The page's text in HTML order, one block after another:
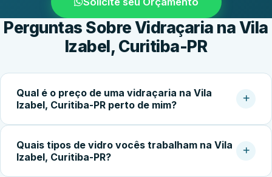
Perguntas Sobre Vidraçaria na Vila
Izabel, Curitiba-PR
Qual é o preço de uma vidraçaria na Vila
Izabel, Curitiba-PR perto de mim?
dimensões, espessura, acessórios e complexidade da
instalação. Box simples partem de cerca de R$400,00;
Quais tipos de vidro vocês trabalham na Vila
Izabel, Curitiba-PR?